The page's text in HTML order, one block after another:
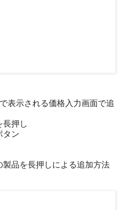
表示される価格入力画面で追
長押し
タン
品を長押しによる追加方法